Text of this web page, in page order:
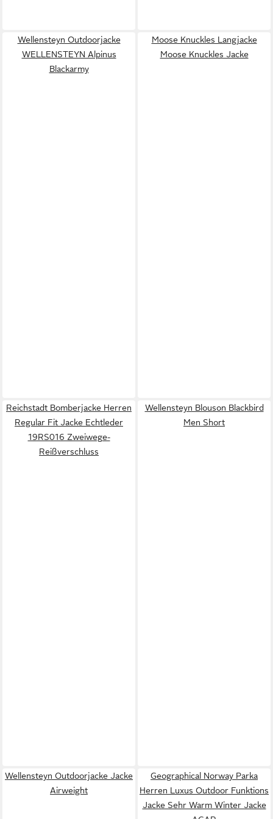
Wellensteyn Outdoorjacke
WELLENSTEYN Alpinus
Blackarmy
Moose Knuckles Langjacke
Moose Knuckles Jacke
Reichstadt Bomberjacke Herren
Regular Fit Jacke Echtleder
19RS016 Zweiwege-
Reißverschluss
Wellensteyn Blouson Blackbird
Men Short
Wellensteyn Outdoorjacke Jacke
Airweight
Geographical Norway Parka
Herren Luxus Outdoor Funktions
Jacke Sehr Warm Winter Jacke